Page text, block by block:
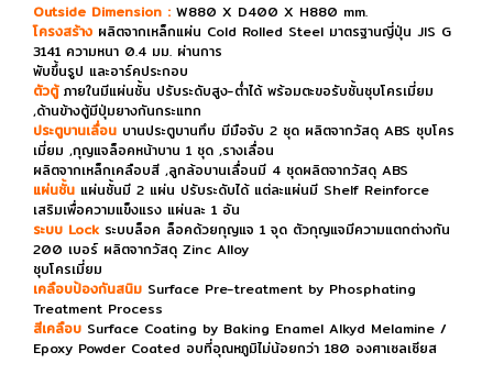
Outside Dimension : W880 X D400 X H880 mm.
โครงสร้าง ผลิตจากเหล็กแผ่น Cold Rolled Steel มาตรฐานญี่ปุ่น JIS G
3141 ความหนา 0.4 มม. ผ่านการ
พับขึ้นรูป และอาร์คประกอบ
ตัวตู้ภายในมีแผ่นชั้น ปรับระดับสูง-ต่ำได้ พร้อมตะขอรับชั้นชุบโครเมี่ยม
,ด้านข้างตู้มีปุ่มยางกันกระแทก
ประตูบานเลื่อน บานประตูบานทึบ มีมือจับ 2 ชุด ผลิตจากวัสดุ ABS ชุบโคร
เมี่ยม ,กุญแจล็อคหน้าบาน 1 ชุด ,รางเลื่อน
ผลิตจากเหล็กเคลือบสี ,ลูกล้อบานเลื่อนมี 4 ชุดผลิตจากวัสดุ ABS
แผ่นชั้น แผ่นชั้นมี 2 แผ่น ปรับระดับได้ แต่ละแผ่นมี Shelf Reinforce
เสริมเพื่อความแข็งแรง แผ่นละ 1 อัน
ระบบ Lock ระบบล็อค ล็อคด้วยกุญแจ 1 จุด ตัวกุญแจมีความแตกต่างกัน
200 เบอร์ ผลิตจากวัสดุ Zinc Alloy
ชุบโครเมี่ยม
เคลือบป้องกันสนิม Surface Pre-treatment by Phosphating
Treatment Process
สีเคลือบ Surface Coating by Baking Enamel Alkyd Melamine /
Epoxy Powder Coated อบที่อุณหภูมิไม่น้อยกว่า 180 องศาเซลเซียส